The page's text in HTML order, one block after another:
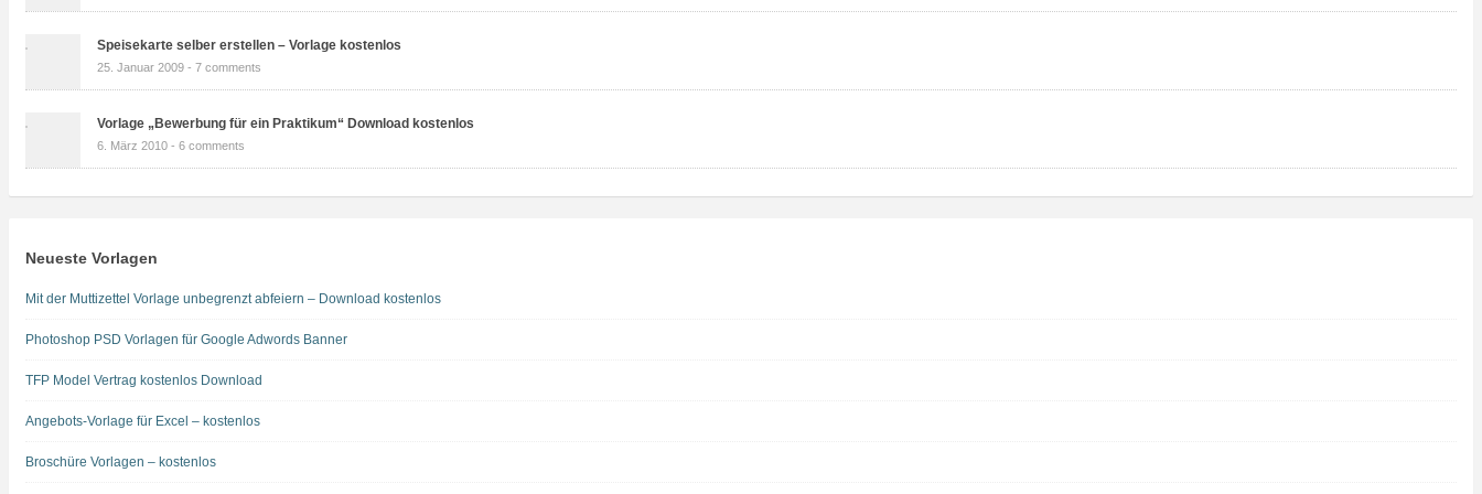
Speisekarte selber erstellen – Vorlage kostenlos
25. Januar 2009 - 7 comments
Vorlage „Bewerbung für ein Praktikum“ Download kostenlos
6. März 2010 - 6 comments
Neueste Vorlagen
Mit der Muttizettel Vorlage unbegrenzt abfeiern – Download kostenlos
Photoshop PSD Vorlagen für Google Adwords Banner
TFP Model Vertrag kostenlos Download
Angebots-Vorlage für Excel – kostenlos
Broschüre Vorlagen – kostenlos